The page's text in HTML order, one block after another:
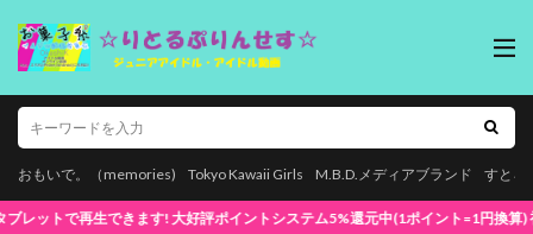
おもいで。（memories) Tokyo Kawaii Girls M.B.D.メディアブランド すとろ
きます! 大好評ポイントシステム5%還元中(1ポイント=1円換算) 初めてでも安